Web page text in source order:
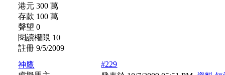
港元 300 萬
存款 100 萬
聲望 0
閱讀權限 10
註冊 9/5/2009
神鷹
#229